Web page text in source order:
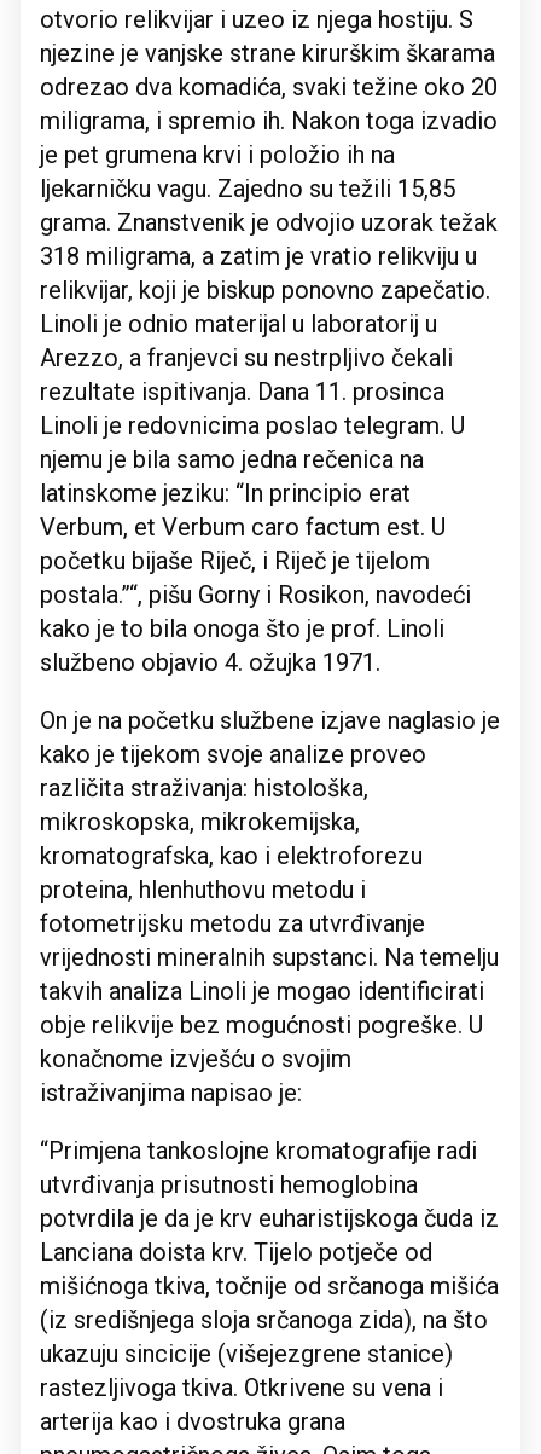
otvorio relikvijar i uzeo iz njega hostiju. S
njezine je vanjske strane kirurškim škarama
odrezao dva komadića, svaki težine oko 20
miligrama, i spremio ih. Nakon toga izvadio
je pet grumena krvi i položio ih na
ljekarničku vagu. Zajedno su težili 15,85
grama. Znanstvenik je odvojio uzorak težak
318 miligrama, a zatim je vratio relikviju u
relikvijar, koji je biskup ponovno zapečatio.
Linoli je odnio materijal u laboratorij u
Arezzo, a franjevci su nestrpljivo čekali
rezultate ispitivanja. Dana 11. prosinca
Linoli je redovnicima poslao telegram. U
njemu je bila samo jedna rečenica na
latinskome jeziku: “In principio erat
Verbum, et Verbum caro factum est. U
početku bijaše Riječ, i Riječ je tijelom
postala.”“, pišu Gorny i Rosikon, navodeći
kako je to bila onoga što je prof. Linoli
službeno objavio 4. ožujka 1971.
On je na početku službene izjave naglasio je
kako je tijekom svoje analize proveo
različita straživanja: histološka,
mikroskopska, mikrokemijska,
kromatografska, kao i elektroforezu
proteina, hlenhuthovu metodu i
fotometrijsku metodu za utvrđivanje
vrijednosti mineralnih supstanci. Na temelju
takvih analiza Linoli je mogao identificirati
obje relikvije bez mogućnosti pogreške. U
konačnome izvješću o svojim
istraživanjima napisao je:
“Primjena tankoslojne kromatografije radi
utvrđivanja prisutnosti hemoglobina
potvrdila je da je krv euharistijskoga čuda iz
Lanciana doista krv. Tijelo potječe od
mišićnoga tkiva, točnije od srčanoga mišića
(iz središnjega sloja srčanoga zida), na što
ukazuju sincicije (višejezgrene stanice)
rastezljivoga tkiva. Otkrivene su vena i
arterija kao i dvostruka grana